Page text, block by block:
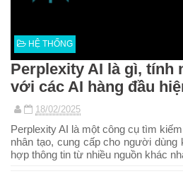
HỆ THỐNG
Perplexity AI là gì, tính
với các AI hàng đầu
18/02/2025
Perplexity AI là một công cụ tìm
nhân tạo, cung cấp cho người
hợp thông tin từ nhiều nguồn khác